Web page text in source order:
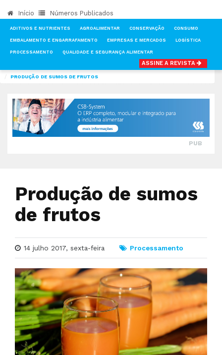
Início Números Publicados
ADITIVOS E NUTRIENTES AGROALIMENTAR CONSERVAÇÃO CONSUMO
EMBALAMENTO E ENGARRAFAMENTO EMPRESAS E MERCADOS LOGÍSTICA
PROCESSAMENTO QUALIDADE E SEGURANÇA ALIMENTAR
ASSINE A REVISTA
PRODUÇÃO DE SUMOS DE FRUTOS
PUB
Produção de sumos
de frutos
14 julho 2017, sexta-feira Processamento